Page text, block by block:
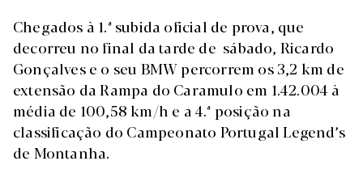
Chegados à 1.ª subida oficial de prova, que
decorreu no final da tarde de sábado, Ricardo
Gonçalves e o seu BMW percorrem os 3,2 km de
extensão da Rampa do Caramulo em 1.42.004 à
média de 100,58 km/h e a 4.ª posição na
classificação do Campeonato Portugal Legend’s
de Montanha.